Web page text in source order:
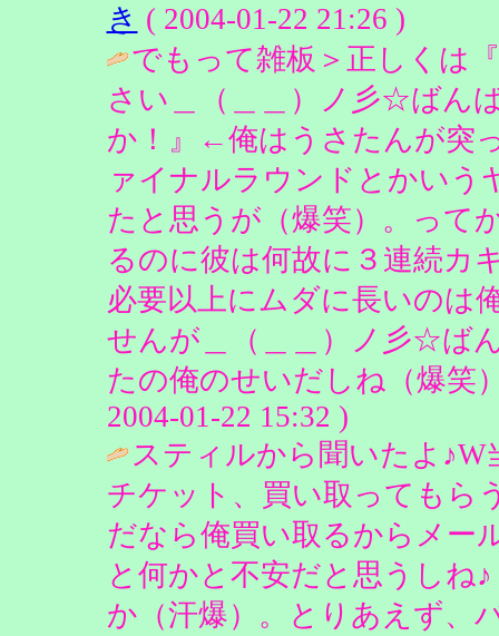
き ( 2004-01-22 21:26 )
でもって雑板＞正しくは
さい＿（＿＿）ノ彡☆ばん
か！』←俺はうさたんが突
ァイナルラウンドとかいう
たと思うが（爆笑）。って
るのに彼は何故に３連続カ
必要以上にムダに長いのは
せんが＿（＿＿）ノ彡☆ば
たの俺のせいだしね（爆笑
2004-01-22 15:32 )
スティルから聞いたよ
チケット、買い取っても
だなら俺買い取るからメ
と何かと不安だと思うし
か（汗爆）。とりあえず、